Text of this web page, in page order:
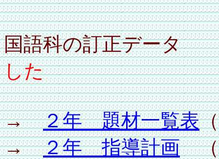
国語科の訂正デー
した
→２年 題材一覧表
→２年 指導計画（